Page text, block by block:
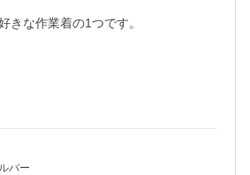
きな作業着の1つです。
バー